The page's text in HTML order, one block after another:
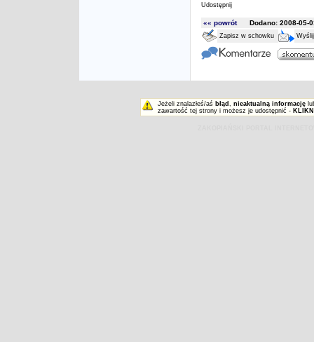
Udostępnij
«« powrótDodano: 2008-05-
Zapisz w schowku
Jeżeli znalazłeś/aś błąd , nieaktualną informację
zawartość tej strony i możesz je udostępnić -